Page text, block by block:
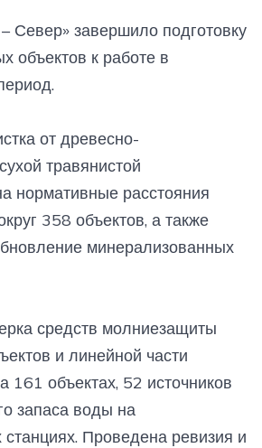
Север» завершило подготовку
объектов к работе в
от древесно-
травянистой
нормативные расстояния
358 объектов, а также
минерализованных
средств молниезащиты
и линейной части
161 объектах, 52 источников
запаса воды на
Проведена ревизия и